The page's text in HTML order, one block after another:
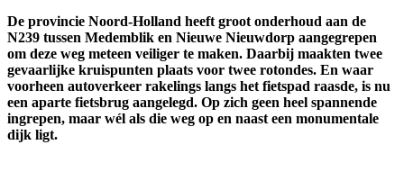
De provincie Noord-Holland heeft groot onderhoud aan de
N239 tussen Medemblik en Nieuwe Nieuwdorp aangegrepen
om deze weg meteen veiliger te maken. Daarbij maakten twee
gevaarlijke kruispunten plaats voor twee rotondes. En waar
voorheen autoverkeer rakelings langs het fietspad raasde, is nu
een aparte fietsbrug aangelegd. Op zich geen heel spannende
ingrepen, maar wél als die weg op en naast een monumentale
dijk ligt.